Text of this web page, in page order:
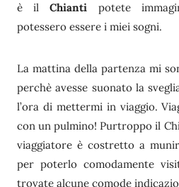
è ilChianti potete
potessero essere i miei sogni.
La mattina della partenza mi
perchè avesse suonato la
l’ora di mettermi in viaggio.
con un pulmino! Purtroppo il
viaggiatore è costretto a
per poterlo comodamente
trovate alcune comode